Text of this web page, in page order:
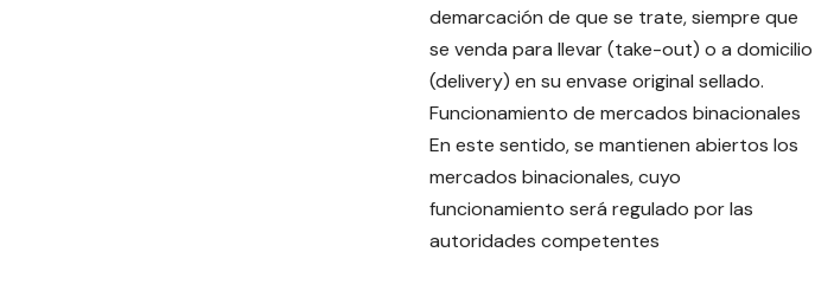
demarcación de que se trate, siempre que
se venda para llevar (take-out) o a domicilio
(delivery) en su envase original sellado.
Funcionamiento de mercados binacionales
En este sentido, se mantienen abiertos los
mercados binacionales, cuyo
funcionamiento será regulado por las
autoridades competentes